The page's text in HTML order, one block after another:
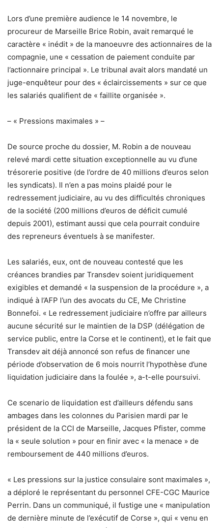
Lors d’une première audience le 14 novembre, le
procureur de Marseille Brice Robin, avait remarqué le
caractère « inédit » de la manoeuvre des actionnaires de la
compagnie, une « cessation de paiement conduite par
l’actionnaire principal ». Le tribunal avait alors mandaté un
juge-enquêteur pour des « éclaircissements » sur ce que
les salariés qualifient de « faillite organisée ».
– « Pressions maximales » –
De source proche du dossier, M. Robin a de nouveau
relevé mardi cette situation exceptionnelle au vu d’une
trésorerie positive (de l’ordre de 40 millions d’euros selon
les syndicats). Il n’en a pas moins plaidé pour le
redressement judiciaire, au vu des difficultés chroniques
de la société (200 millions d’euros de déficit cumulé
depuis 2001), estimant aussi que cela pourrait conduire
des repreneurs éventuels à se manifester.
Les salariés, eux, ont de nouveau contesté que les
créances brandies par Transdev soient juridiquement
exigibles et demandé « la suspension de la procédure », a
indiqué à l’AFP l’un des avocats du CE, Me Christine
Bonnefoi. « Le redressement judiciaire n’offre par ailleurs
aucune sécurité sur le maintien de la DSP (délégation de
service public, entre la Corse et le continent), et le fait que
Transdev ait déjà annoncé son refus de financer une
période d’observation de 6 mois nourrit l’hypothèse d’une
liquidation judiciaire dans la foulée », a-t-elle poursuivi.
Ce scenario de liquidation est d’ailleurs défendu sans
ambages dans les colonnes du Parisien mardi par le
président de la CCI de Marseille, Jacques Pfister, comme
la « seule solution » pour en finir avec « la menace » de
remboursement de 440 millions d’euros.
« Les pressions sur la justice consulaire sont maximales »,
a déploré le représentant du personnel CFE-CGC Maurice
Perrin. Dans un communiqué, il fustige une « manipulation
de dernière minute de l’exécutif de Corse », qui « venu en